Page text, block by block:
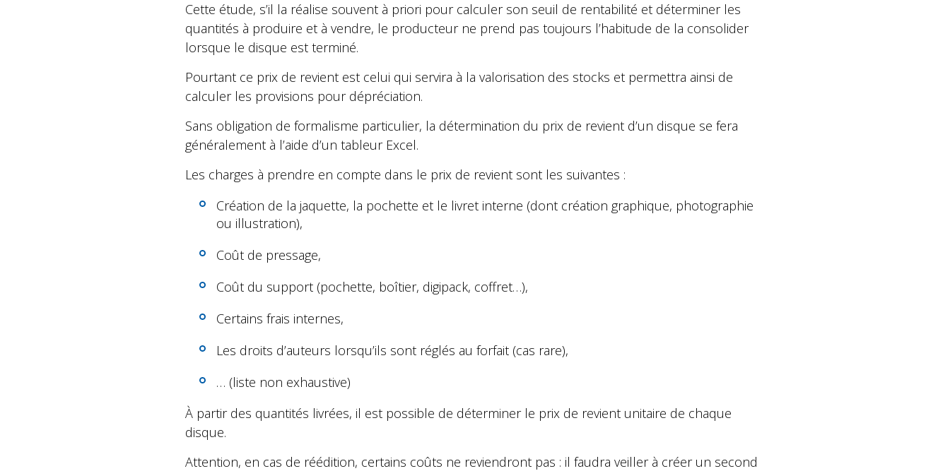
Cette étude, s’il la réalise souvent à priori pour calculer son seuil de rentabilité et déterminer les
quantités à produire et à vendre, le producteur ne prend pas toujours l’habitude de la consolider
lorsque le disque est terminé.
Pourtant ce prix de revient est celui qui servira à la valorisation des stocks et permettra ainsi de
calculer les provisions pour dépréciation.
Sans obligation de formalisme particulier, la détermination du prix de revient d’un disque se fera
généralement à l’aide d’un tableur Excel.
Les charges à prendre en compte dans le prix de revient sont les suivantes :
Création de la jaquette, la pochette et le livret interne (dont création graphique, photographie
ou illustration),
Coût de pressage,
Coût du support (pochette, boîtier, digipack, coffret…),
Certains frais internes,
Les droits d’auteurs lorsqu’ils sont réglés au forfait (cas rare),
… (liste non exhaustive)
À partir des quantités livrées, il est possible de déterminer le prix de revient unitaire de chaque
disque.
Attention, en cas de réédition, certains coûts ne reviendront pas : il faudra veiller à créer un second